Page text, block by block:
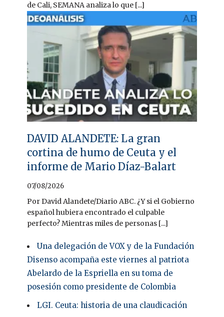
de Cali, SEMANA analiza lo que [...]
DAVID ALANDETE: La gran
cortina de humo de Ceuta y el
informe de Mario Díaz-Balart
07/08/2026
Por David Alandete/Diario ABC. ¿Y si el Gobierno
español hubiera encontrado el culpable
perfecto? Mientras miles de personas [...]
Una delegación de VOX y de la Fundación
Disenso acompaña este viernes al patriota
Abelardo de la Espriella en su toma de
posesión como presidente de Colombia
LGI. Ceuta: historia de una claudicación